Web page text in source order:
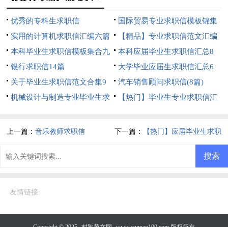
优秀的专科生求职信
国际贸易专业求职信模板锦集
8篇
实用的计算机求职信汇编六篇
【精品】专业求职信范文汇编
六篇
本科毕业生求职信模板集合九
篇
本科应届毕业生求职信汇总8
篇
银行求职信14篇
大学毕业应届生求职信汇总6
篇
关于毕业生求职信范文合集9
篇
汽车销售顾问求职信(8篇)
机械设计与制造专业毕业生求
【热门】毕业生专业求职信汇
上一篇：音乐教师求职信 下一篇： 【热门】应届毕业生求职
友情链接: